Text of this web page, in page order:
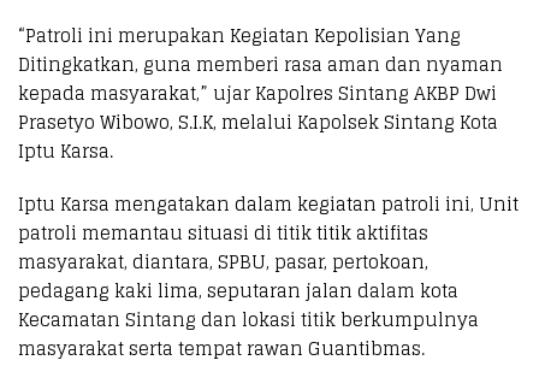
“Patroli ini merupakan Kegiatan Kepolisian Yang
Ditingkatkan, guna memberi rasa aman dan nyaman
kepada masyarakat,” ujar Kapolres Sintang AKBP Dwi
Prasetyo Wibowo, S.I.K, melalui Kapolsek Sintang Kota
Iptu Karsa.
Iptu Karsa mengatakan dalam kegiatan patroli ini, Unit
patroli memantau situasi di titik titik aktifitas
masyarakat, diantara, SPBU, pasar, pertokoan,
pedagang kaki lima, seputaran jalan dalam kota
Kecamatan Sintang dan lokasi titik berkumpulnya
masyarakat serta tempat rawan Guantibmas.